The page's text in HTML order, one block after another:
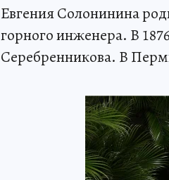
Евгения Солонинина
горного инженера. В
Серебренникова. В